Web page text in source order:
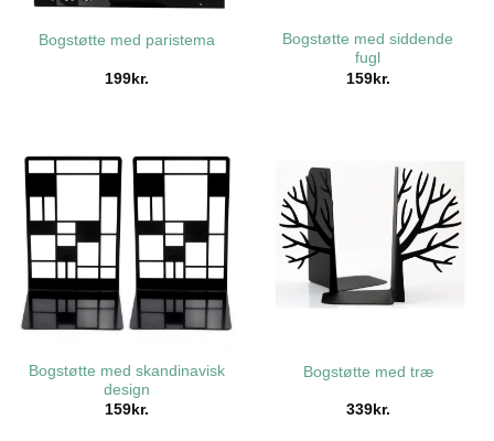
Bogstøtte med paristema
199kr.
Bogstøtte med siddende
fugl
159kr.
Bogstøtte med skandinavisk
design
159kr.
Bogstøtte med træ
339kr.